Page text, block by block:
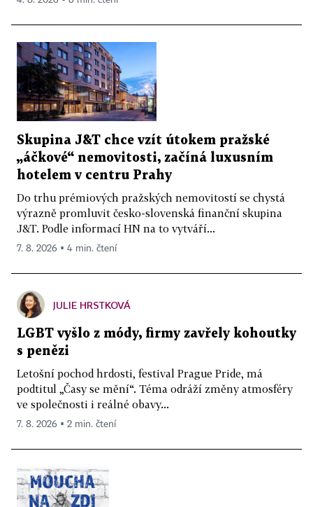
Skupina J&T chce vzít útokem pražské
„áčkové“ nemovitosti, začíná luxusním
hotelem v centru Prahy
Do trhu prémiových pražských nemovitostí se chystá
výrazně promluvit česko-slovenská finanční skupina
J&T. Podle informací HN na to vytváří...
7. 8. 2026 ▪ 4 min. čtení
JULIE HRSTKOVÁ
LGBT vyšlo z módy, firmy zavřely kohoutky
s penězi
Letošní pochod hrdosti, festival Prague Pride, má
podtitul „Časy se mění“. Téma odráží změny atmosféry
ve společnosti i reálné obavy...
7. 8. 2026 ▪ 2 min. čtení